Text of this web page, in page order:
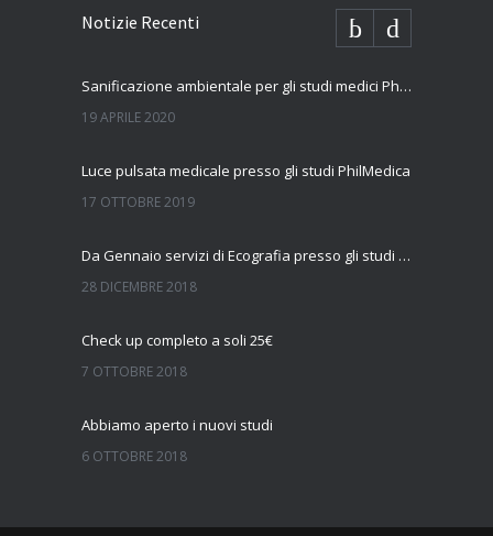
Notizie Recenti
Sanificazione ambientale per gli studi medici PhilMedica
19 APRILE 2020
Luce pulsata medicale presso gli studi PhilMedica
17 OTTOBRE 2019
Da Gennaio servizi di Ecografia presso gli studi Philmedica
28 DICEMBRE 2018
Check up completo a soli 25€
7 OTTOBRE 2018
Abbiamo aperto i nuovi studi
6 OTTOBRE 2018